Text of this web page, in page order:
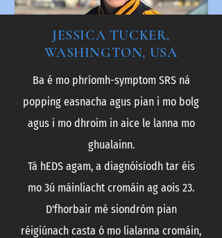
LINDSEY DARNELL
MICHIGAN, USA
JESSICA TUCKER,
WASHINGTON, USA
Ba é mo phríomh-symptom SRS ná
popping easnacha agus pian i mo bolg
agus i mo dhroim in aice le lanna mo
ghualainn.
Tá hEDS agam, a diagnóisíodh tar éis
mo 3ú máinliacht cromáin ag aois 23.
D'fhorbair mé siondróm pian
réigiúnach casta ó mo lialanna cromáin,